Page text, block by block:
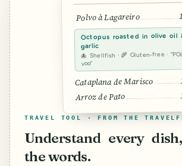
Polvo à Lagareiro
Octopus roasted in olive oil
garlic
🐙 Shellfish · 🌾 Gluten-free ·
voo”
Cataplana de Marisco
Arroz de Pato
TRAVEL TOOL · FROM THE
Understand every
the words.